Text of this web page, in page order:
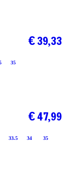
35
€ 39,33
33.5 34 35
€ 47,99